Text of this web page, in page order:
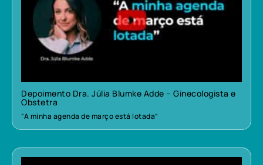
Depoimento Dra. Júlia Blumke Adde – Ginecologista e
Obstetra
“A minha agenda de março está lotada”